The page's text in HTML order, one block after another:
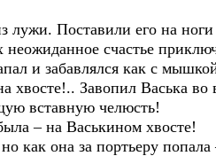
Поставили его на ноги
счастье
и забавлялся как с
хвосте!.. Завопил Васька
вставную челюсть!
– на Васькином хвосте!
она за портьеру попала